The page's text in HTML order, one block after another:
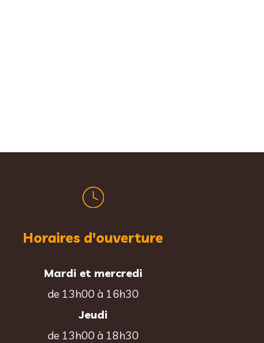
Horaires d'ouverture
Mardi et mercredi
de 13h00 à 16h30
Jeudi
de 13h00 à 18h30